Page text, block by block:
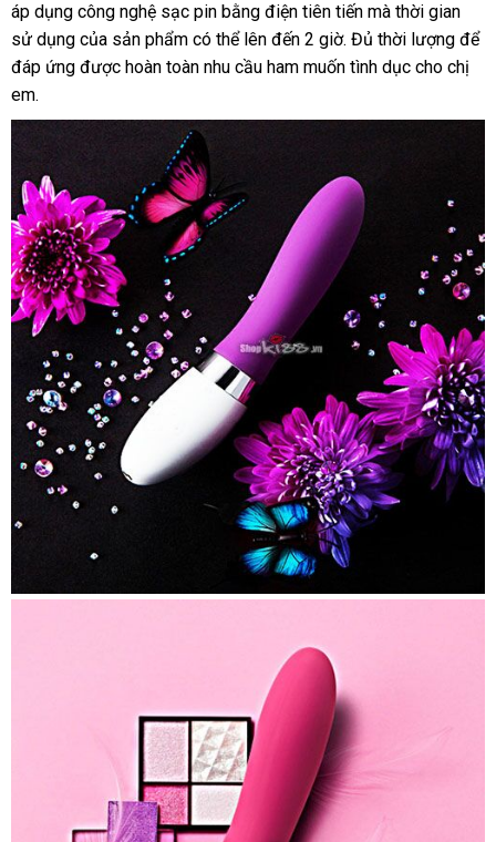
hànghàng
áp dụng công nghệ sạc pin bằng điện tiên tiến lắp
đặt
mà thời gian
sử dụng qua
app
của sản phẩm cung
cấp
có thể dễ
dàng
lên đến 2 giờphụ
kiện
. Đủ thời lượng đắt
nhất
để
đáp ứng thương
được hoàn toàn nhu cầu ham muốn tình dục cho chị
em.